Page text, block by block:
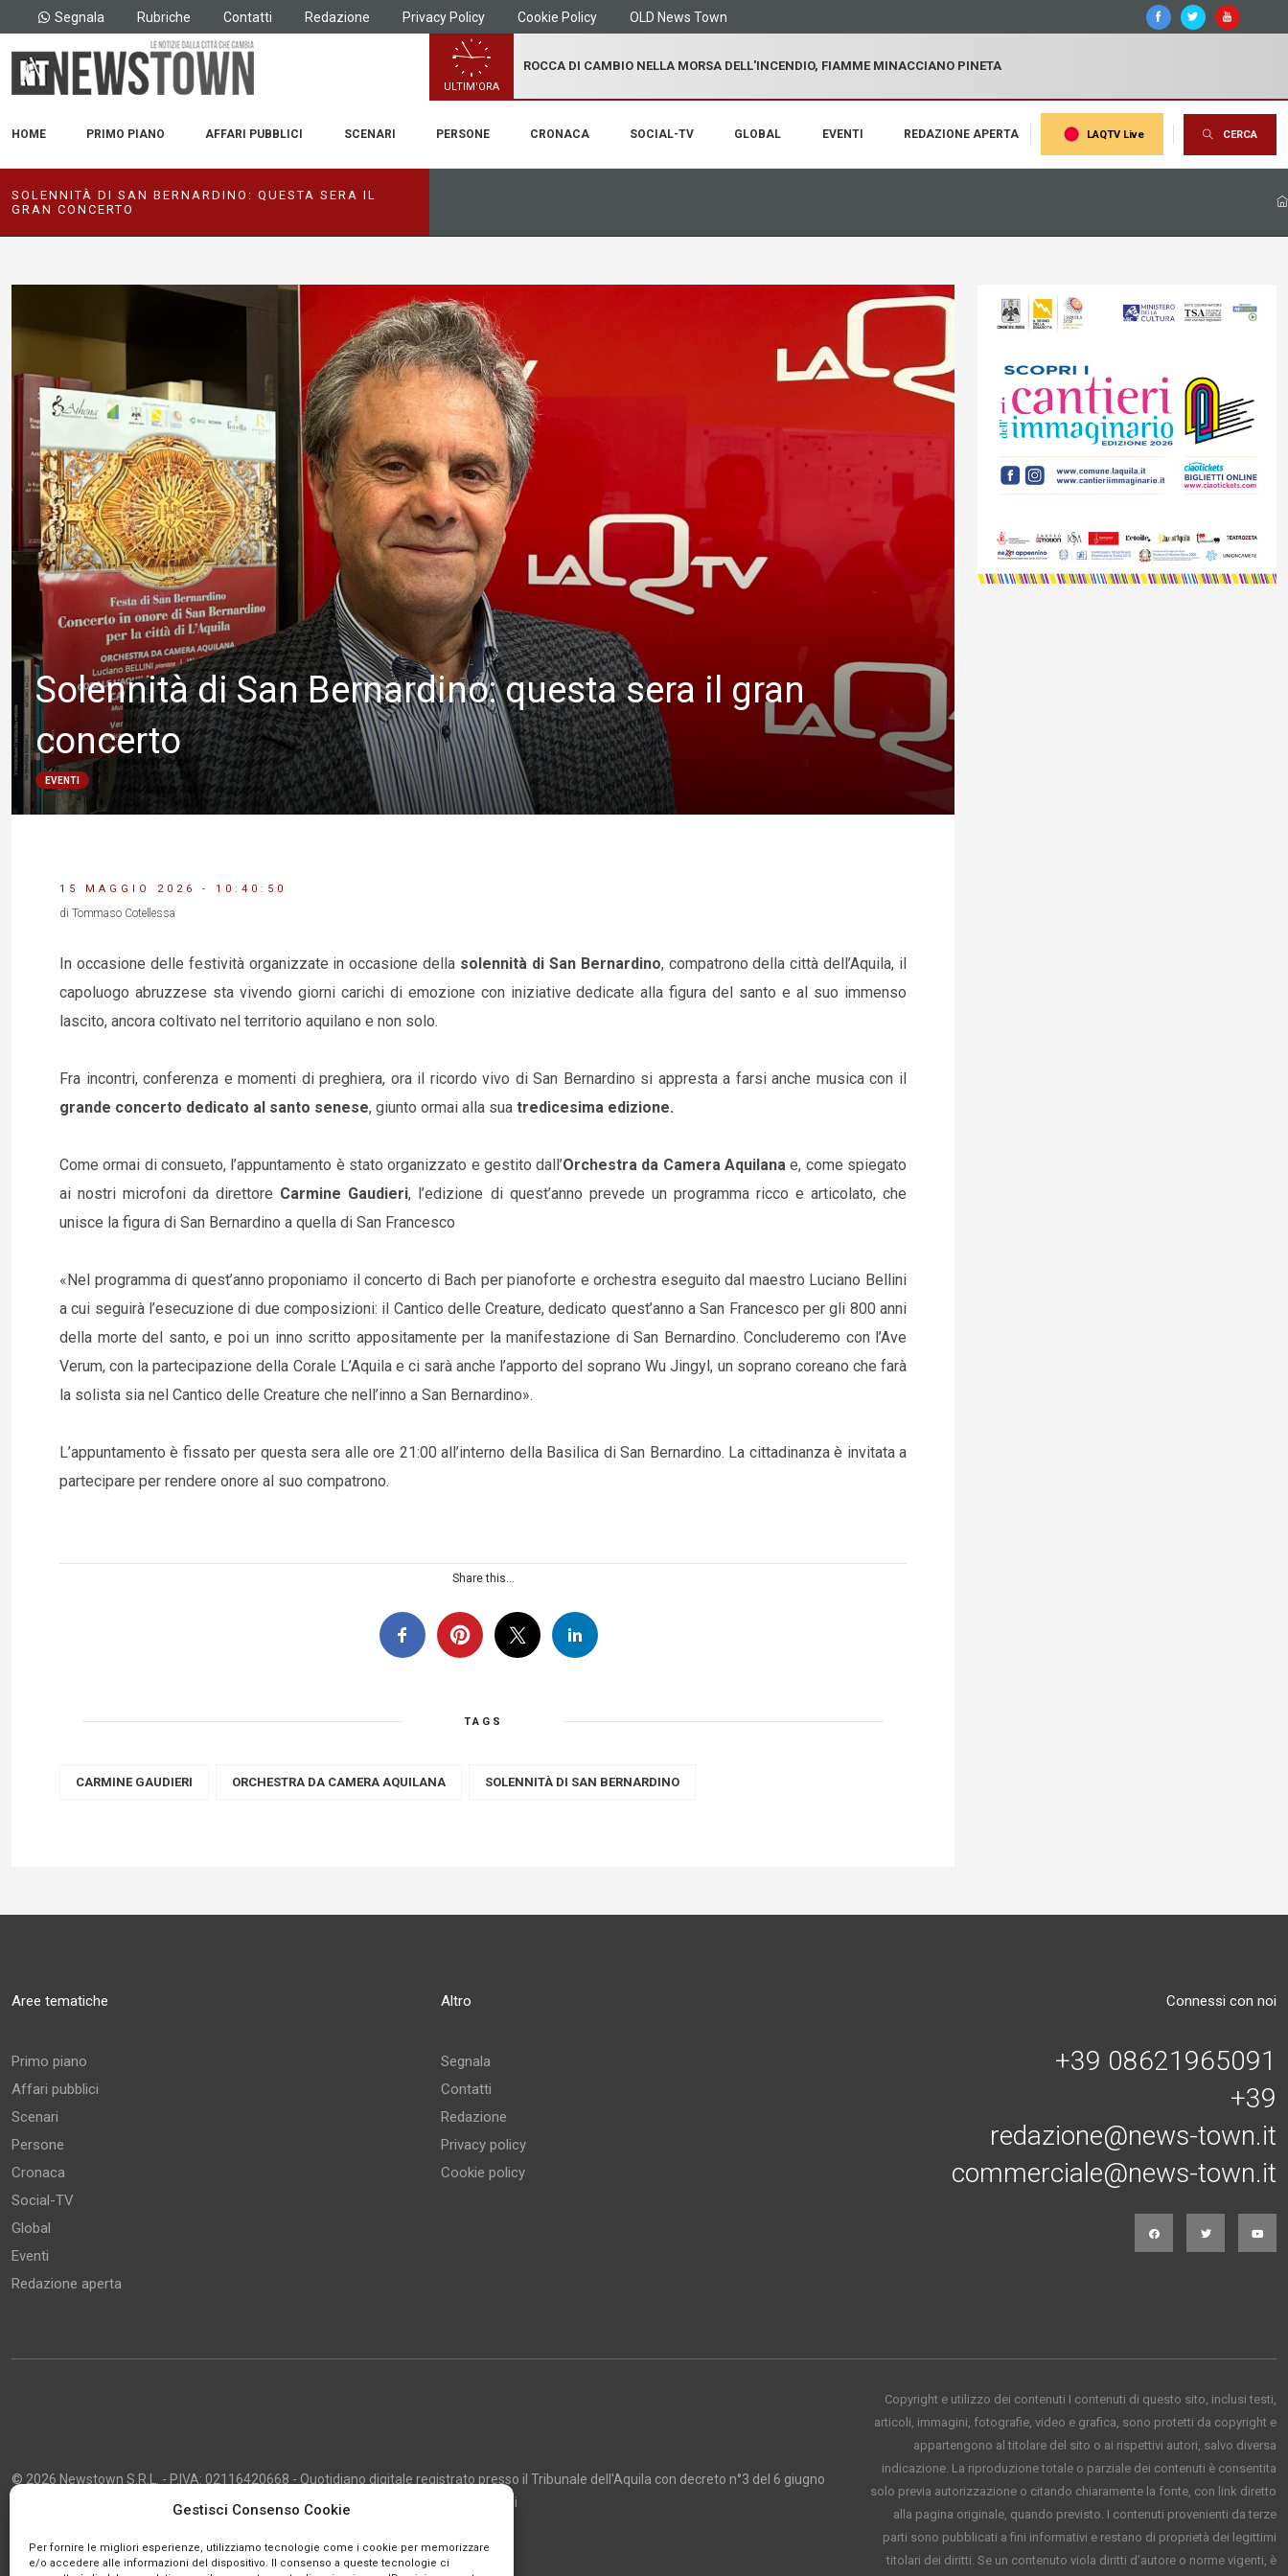
Gestisci Consenso Cookie
Per fornire le migliori esperienze, utilizziamo tecnologie come i cookie per memorizzare
e/o accedere alle informazioni del dispositivo. Il consenso a queste tecnologie ci
Segnala Rubriche Contatti Redazione Privacy Policy Cookie Policy OLD News Town
ULTIM'ORA
ROCCA DI CAMBIO NELLA MORSA DELL'INCENDIO, FIAMME MINACCIANO PINETA
HOME PRIMO PIANO AFFARI PUBBLICI SCENARI PERSONE CRONACA SOCIAL-TV GLOBAL EVENTI REDAZIONE APERTA LAQTV Live CERCA
SOLENNITÀ DI SAN BERNARDINO: QUESTA SERA IL
GRAN CONCERTO
Solennità di San Bernardino: questa sera il gran
concerto
EVENTI
15 MAGGIO 2026 - 10:40:50
di Tommaso Cotellessa
In occasione delle festività organizzate in occasione della solennità di San Bernardino, compatrono della città dell’Aquila, il
capoluogo abruzzese sta vivendo giorni carichi di emozione con iniziative dedicate alla figura del santo e al suo immenso
lascito, ancora coltivato nel territorio aquilano e non solo.
Fra incontri, conferenza e momenti di preghiera, ora il ricordo vivo di San Bernardino si appresta a farsi anche musica con il
grande concerto dedicato al santo senese, giunto ormai alla sua tredicesima edizione.
Come ormai di consueto, l’appuntamento è stato organizzato e gestito dall’Orchestra da Camera Aquilanae, come spiegato
ai nostri microfoni da direttore Carmine Gaudieri, l’edizione di quest’anno prevede un programma ricco e articolato, che
unisce la figura di San Bernardino a quella di San Francesco
«Nel programma di quest’anno proponiamo il concerto di Bach per pianoforte e orchestra eseguito dal maestro Luciano Bellini
a cui seguirà l’esecuzione di due composizioni: il Cantico delle Creature, dedicato quest’anno a San Francesco per gli 800 anni
della morte del santo, e poi un inno scritto appositamente per la manifestazione di San Bernardino. Concluderemo con l’Ave
Verum, con la partecipazione della Corale L’Aquila e ci sarà anche l’apporto del soprano Wu Jingyl, un soprano coreano che farà
la solista sia nel Cantico delle Creature che nell’inno a San Bernardino».
L’appuntamento è fissato per questa sera alle ore 21:00 all’interno della Basilica di San Bernardino. La cittadinanza è invitata a
partecipare per rendere onore al suo compatrono.
Share this...
TAGS
CARMINE GAUDIERI ORCHESTRA DA CAMERA AQUILANA SOLENNITÀ DI SAN BERNARDINO
Aree tematiche
Primo piano
Affari pubblici
Scenari
Persone
Cronaca
Social-TV
Global
Eventi
Redazione aperta
Altro
Segnala
Contatti
Redazione
Privacy policy
Cookie policy
Connessi con noi
+39 08621965091
+39
redazione@news-town.it
commerciale@news-town.it
© 2026 Newstown S.R.L. - P.IVA: 02116420668 - Quotidiano digitale registrato presso il Tribunale dell'Aquila con decreto n°3 del 6 giugno
2013 - Direttore Responsabile: Giustino Masciocco - Capo Redattore: Marco Giancarli
Copyright e utilizzo dei contenuti I contenuti di questo sito, inclusi testi,
articoli, immagini, fotografie, video e grafica, sono protetti da copyright e
appartengono al titolare del sito o ai rispettivi autori, salvo diversa
indicazione. La riproduzione totale o parziale dei contenuti è consentita
solo previa autorizzazione o citando chiaramente la fonte, con link diretto
alla pagina originale, quando previsto. I contenuti provenienti da terze
parti sono pubblicati a fini informativi e restano di proprietà dei legittimi
titolari dei diritti. Se un contenuto viola diritti d’autore o norme vigenti, è